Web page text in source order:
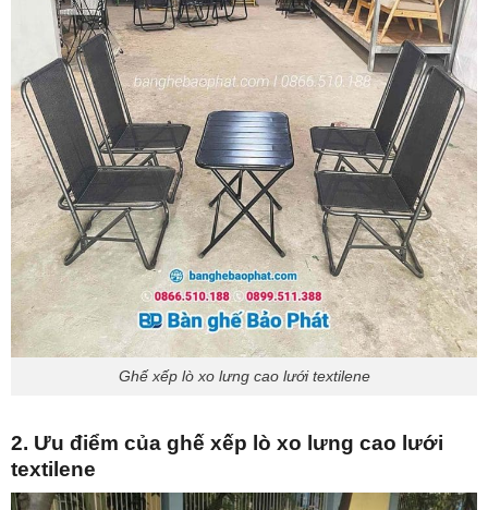
Ghế xếp lò xo lưng cao lưới textilene
2. Ưu điểm của ghế xếp lò xo lưng cao lưới
textilene